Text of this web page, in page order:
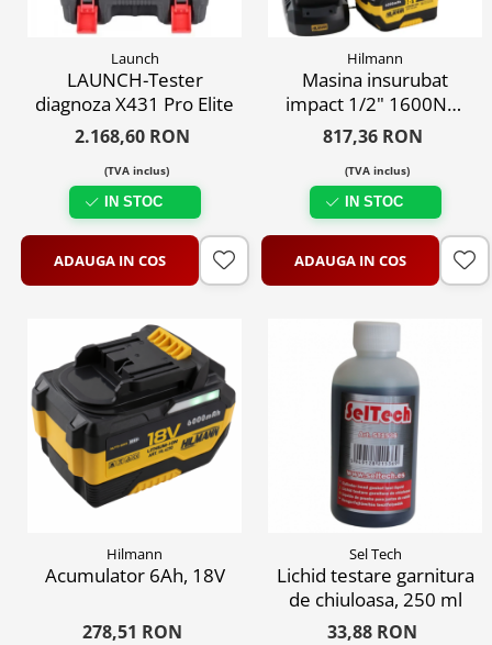
Launch
LAUNCH-Tester
diagnoza X431 Pro Elite
2.168,60 RON
(TVA inclus)
IN STOC
ADAUGA IN COS
Hilmann
Masina insurubat
impact 1/2" 1600Nm
HILMANN HL4209
acumulator 6Ah, 18V
817,36 RON
(TVA inclus)
IN STOC
ADAUGA IN COS
Hilmann
Acumulator 6Ah, 18V
278,51 RON
Sel Tech
Lichid testare garnitura
de chiuloasa, 250 ml
33,88 RON